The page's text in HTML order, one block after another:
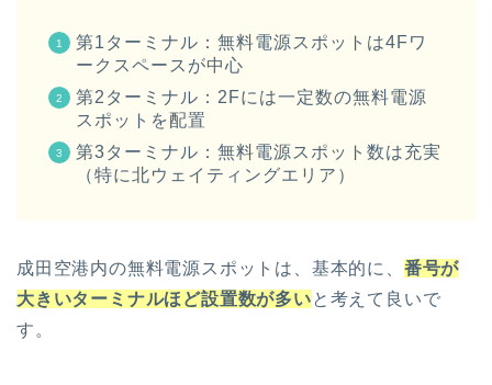
第1ターミナル：無料電源スポットは4Fワ
ークスペースが中心
第2ターミナル：2Fには一定数の無料電源
スポットを配置
第3ターミナル：無料電源スポット数は充実
（特に北ウェイティングエリア）
成田空港内の無料電源スポットは、基本的に、 番号が
大きいターミナルほど設置数が多いと考えて良いで
す。